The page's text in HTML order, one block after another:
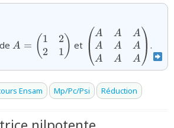
A = ( 1
2
2
1 ) et
A
A
A
A
A
A
A
A
A
.
Ensam Mp/Pc/Psi Réduction